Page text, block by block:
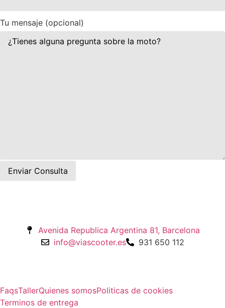
Tu mensaje (opcional)
Avenida Republica Argentina 81, Barcelona
info@viascooter.es
931 650 112
FaqsTallerQuienes somosPoliticas de cookies
Terminos de entrega